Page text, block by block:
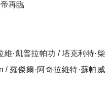
再臨
維·凱普拉帕功 / 塔克利特·柴
/ 羅傑爾·阿奇拉維特·蘇帕威